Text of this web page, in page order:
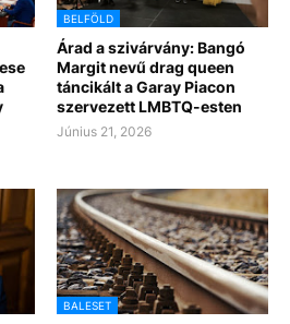
BELFÖLD
Árad a szivárvány: Bangó
Margit nevű drag queen
táncikált a Garay Piacon
szervezett LMBTQ-esten
Június 21, 2026
BALESET